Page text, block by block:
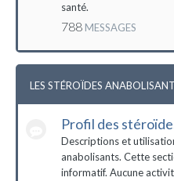
santé.
788 MESSAGES
LES STÉROÏDES
Profil des
Descriptions et
anabolisants. Cette
informatif. Aucune